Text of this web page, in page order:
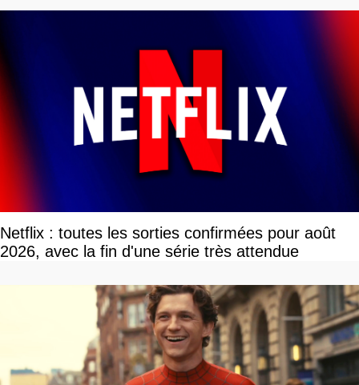
Netflix : toutes les sorties confirmées pour août
2026, avec la fin d'une série très attendue